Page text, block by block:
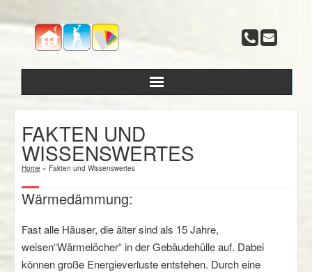
Leistungen
Referenzen
FAKTEN UND
WISSENSWERTES
Home » Fakten und Wissenswertes
Wärmedämmung:
Fast alle Häuser, die älter sind als 15 Jahre,
weisen“Wärmelöcher“ in der Gebäudehülle auf. Dabei
können große Energieverluste entstehen. Durch eine